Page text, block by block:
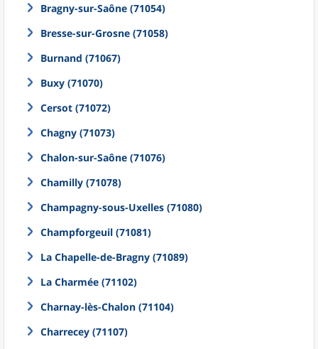
Bragny-sur-Saône (71054)
Bresse-sur-Grosne (71058)
Burnand (71067)
Buxy (71070)
Cersot (71072)
Chagny (71073)
Chalon-sur-Saône (71076)
Chamilly (71078)
Champagny-sous-Uxelles (71080)
Champforgeuil (71081)
La Chapelle-de-Bragny (71089)
La Charmée (71102)
Charnay-lès-Chalon (71104)
Charrecey (71107)